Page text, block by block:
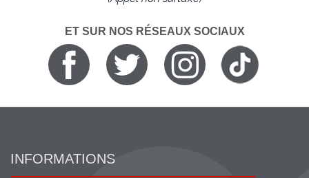
ET SUR NOS RÉSEAUX SOCIAUX
INFORMATIONS